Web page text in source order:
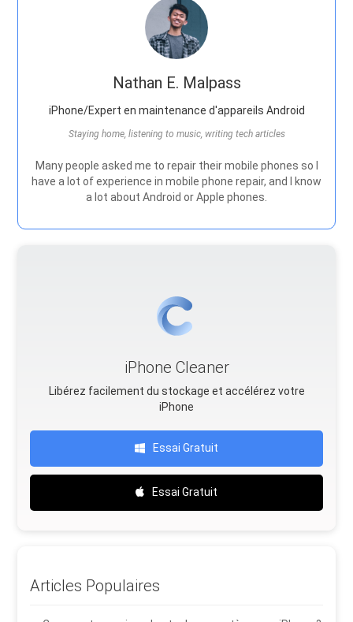
Nathan E. Malpass
iPhone/Expert en maintenance d'appareils Android
Staying home, listening to music, writing tech articles
Many people asked me to repair their mobile phones so I
have a lot of experience in mobile phone repair, and I know
a lot about Android or Apple phones.
iPhone Cleaner
Libérez facilement du stockage et accélérez votre
iPhone
Essai Gratuit
Essai Gratuit
Articles Populaires